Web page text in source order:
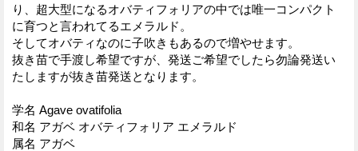
り、超大型になるオバティフォリアの中では唯一コンパクト
に育つと言われてるエメラルド。
そしてオバティなのに子吹きもあるので増やせます。
抜き苗で手渡し希望ですが、発送ご希望でしたら勿論発送い
たしますが抜き苗発送となります。
学名 Agave ovatifolia
和名 アガベ オバティフォリア エメラルド
属名 アガベ